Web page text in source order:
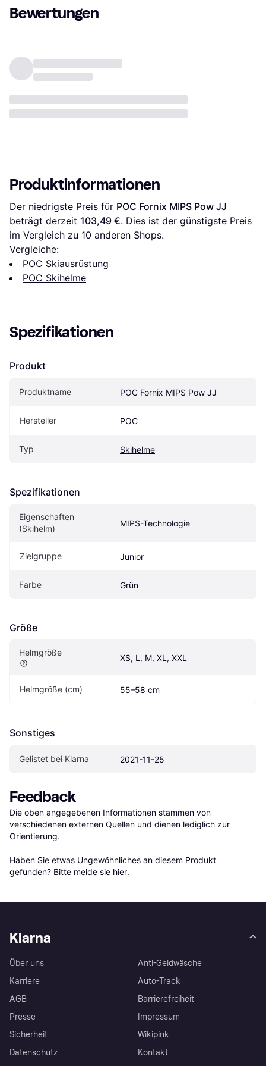
Bewertungen
Produktinformationen
Der niedrigste Preis für POC Fornix MIPS Pow JJ
beträgt derzeit 103,49 €. Dies ist der günstigste Preis
im Vergleich zu 10 anderen Shops.
Vergleiche:
POC Skiausrüstung
POC Skihelme
Spezifikationen
Produkt
Produktname POC Fornix MIPS Pow JJ
Hersteller POC
Typ Skihelme
Spezifikationen
Eigenschaften
(Skihelm)
MIPS-Technologie
Zielgruppe Junior
Farbe Grün
Größe
Helmgröße
XS, L, M, XL, XXL
Helmgröße (cm) 55–58 cm
Sonstiges
Gelistet bei Klarna 2021-11-25
Feedback
Die oben angegebenen Informationen stammen von
verschiedenen externen Quellen und dienen lediglich zur
Orientierung.
Haben Sie etwas Ungewöhnliches an diesem Produkt
gefunden? Bitte melde sie hier.
Klarna
Über uns
Karriere
AGB
Presse
Sicherheit
Datenschutz
Anti-Geldwäsche
Auto-Track
Barrierefreiheit
Impressum
Wikipink
Kontakt